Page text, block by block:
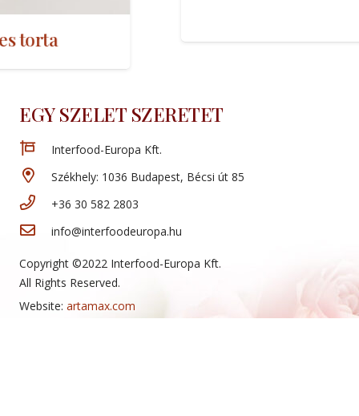
EGY SZELET SZERETET
Interfood-Europa Kft.
Székhely: 1036 Budapest, Bécsi út 85
+36 30 582 2803
info@interfoodeuropa.hu
Copyright ©2022 Interfood-Europa Kft.
All Rights Reserved.
Website: artamax.com